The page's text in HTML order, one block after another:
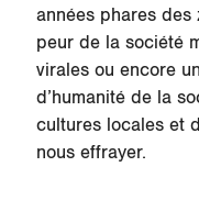
années phares des
peur de la société
virales ou encore
d’humanité de la
cultures locales et
nous effrayer.